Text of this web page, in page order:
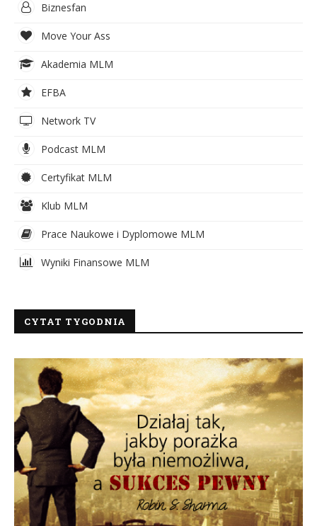
Biznesfan
Move Your Ass
Akademia MLM
EFBA
Network TV
Podcast MLM
Certyfikat MLM
Klub MLM
Prace Naukowe i Dyplomowe MLM
Wyniki Finansowe MLM
CYTAT TYGODNIA